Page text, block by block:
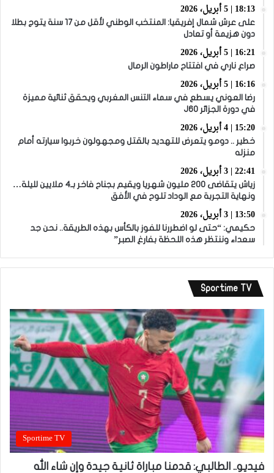
18:13 | 5 أبريل، 2026
على عرش شمال إفريقيا: المنتخب الوطني لأقل من 17 سنة يتوج بطلا
دون هزيمة أو تعادل
16:21 | 5 أبريل، 2026
صراع ناري في افتتاح ماراطون الرمال
16:16 | 5 أبريل، 2026
رضا العوني يسطع في سماء التنس المغربي ويحقق ثنائية مميزة
في دورة الجزائر J60
15:20 | 4 أبريل، 2026
خطير .. دومو يتعرض للتهديد بالقتل ومجهولون خربوا سيارته أمام
منزله
22:41 | 3 أبريل، 2026
زياش يتقاضى 200 مليون شهريا ويقيم بجناح فاخر بـ4 ملايين لليلة…
ونهاية التجربة مع الوداد تلوح في الأفق
13:50 | 3 أبريل، 2026
حكيمي: “حتى لو اضطررنا للفوز بالكأس بهذه الطريقة.. نحن جد
سعداء وننتظر هذه اللحظة بفارغ الصبر”
Sportime TV
Sportime TV
فيديو.. الطالبي: قدمنا مباراة ثانية جيدة وإن شاء الله